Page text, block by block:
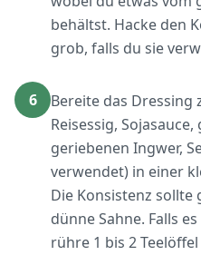
behältst. Hacke den
grob, falls du sie
6
Bereite das Dressing
Reisessig,
geriebenen Ingwer,
verwendet) in einer
Die Konsistenz
dünne Sahne. Falls
rühre 1 bis 2